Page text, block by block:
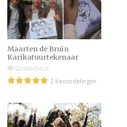
Maarten de Bruin
Karikatuurtekenaar
Oosterhout
2 beoordelingen